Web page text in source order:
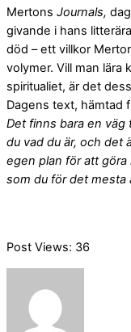
Mertons Journals,
givande i hans
död – ett villkor
volymer. Vill man lära
spiritualiet, är det
Dagens text, hämtad
Det finns bara en väg
du vad du är, och det
egen plan för att
som du för det mesta
Post Views: 36